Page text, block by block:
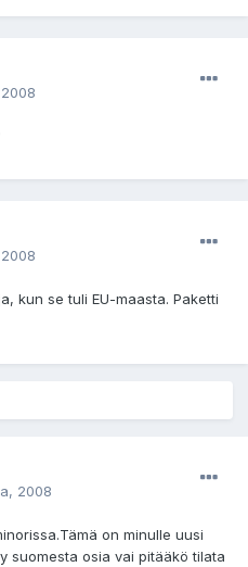
kun se tuli EU-maasta. Paketti
2008
on minulle uusi
suomesta osia vai pitääkö tilata